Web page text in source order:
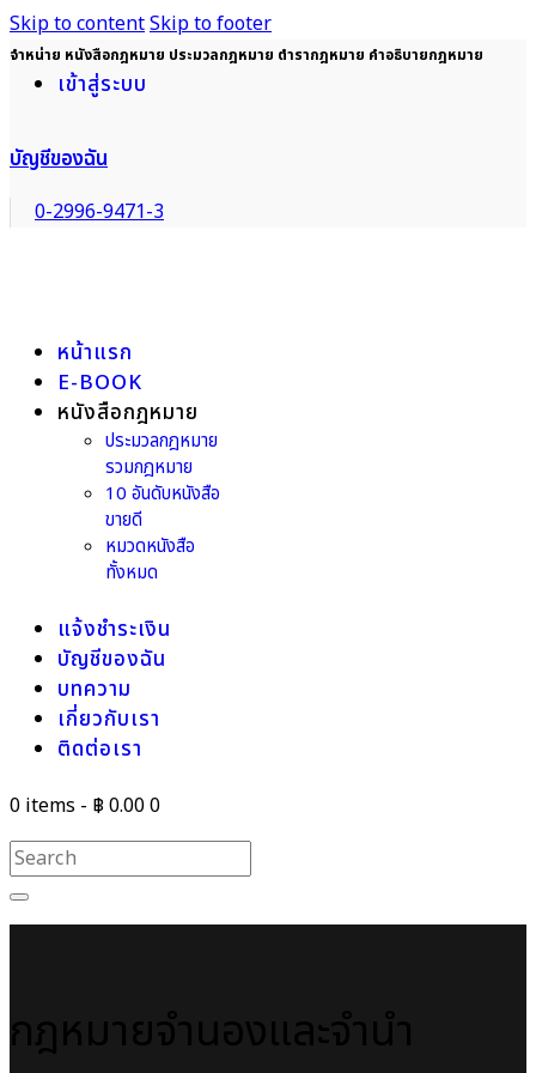
Skip to contentSkip to footer
จำหน่าย หนังสือกฎหมาย ประมวลกฎหมาย ตำรากฎหมาย คำอธิบายกฎหมาย
เข้าสู่ระบบ
บัญชีของฉัน
0-2996-9471-3
หน้าแรก
E-BOOK
หนังสือกฎหมาย
ประมวลกฎหมาย
รวมกฎหมาย
10 อันดับหนังสือ
ขายดี
หมวดหนังสือ
ทั้งหมด
แจ้งชำระเงิน
บัญชีของฉัน
บทความ
เกี่ยวกับเรา
ติดต่อเรา
0 items - ฿ 0.000